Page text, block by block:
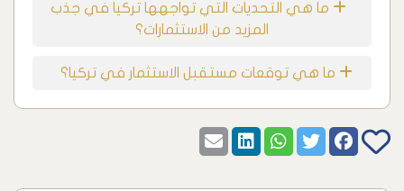
ما هي التحديات التي تواجهها تركيا في جذب
المزيد من الاستثمارات؟
ما هي توقعات مستقبل الاستثمار في تركيا؟